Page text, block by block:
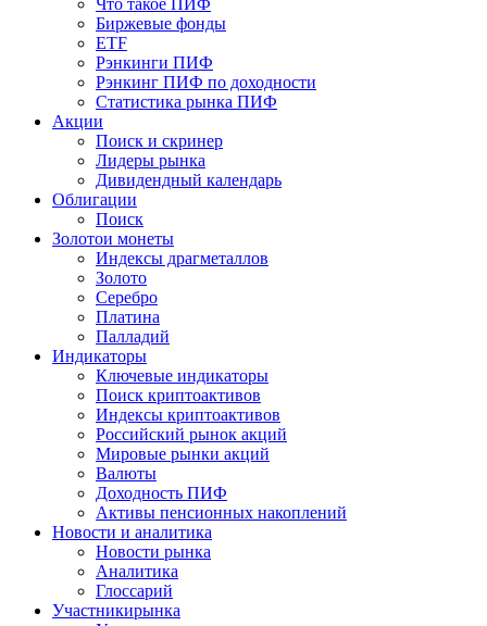
Биржевые фонды
ETF
Рэнкинги ПИФ
Рэнкинг ПИФ по доходности
Статистика рынка ПИФ
Акции
Поиск и скринер
Лидеры рынка
Дивидендный календарь
Облигации
Поиск
Золотои монеты
Индексы драгметаллов
Золото
Серебро
Платина
Палладий
Индикаторы
Ключевые индикаторы
Поиск криптоактивов
Индексы криптоактивов
Российский рынок акций
Мировые рынки акций
Валюты
Доходность ПИФ
Активы пенсионных накоплений
Новости и аналитика
Новости рынка
Аналитика
Глоссарий
Участникирынка